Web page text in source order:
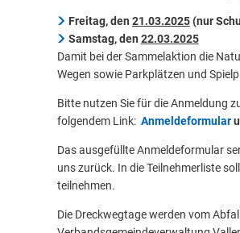
Freitag, den 21.03.2025(nur
Samstag, den 22.03.2025
Damit bei der Sammelaktion die
Wegen sowie Parkplätzen und
Bitte nutzen Sie für die Anmeldung
folgendem Link: Anmeldeformular
Das ausgefüllte Anmeldeformular
uns zurück. In die Teilnehmerliste
teilnehmen.
Die Dreckwegtage werden vom